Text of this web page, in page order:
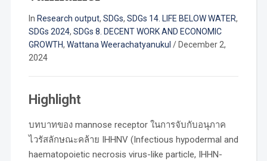
In Research output, SDGs, SDGs 14. LIFE BELOW WATER,
SDGs 2024, SDGs 8. DECENT WORK AND ECONOMIC
GROWTH, Wattana Weerachatyanukul / December 2,
2024
Highlight
บทบาทของ mannose receptor ในการจับกับอนุภาค
ไวรัสลักษณะคล้าย IHHNV (Infectious hypodermal and
haematopoietic necrosis virus-like particle, IHHN-